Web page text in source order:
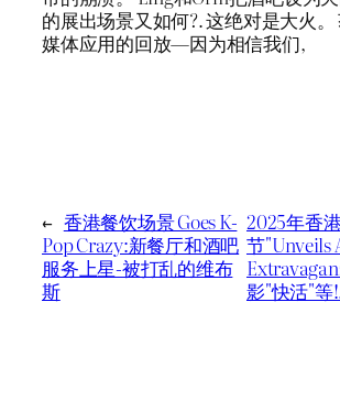
的展出场景又如何?. 这绝对是大火。
媒体应用的回放—因为相信我们,
← 香港餐饮场景 Goes K-
Pop Crazy:新餐厅和酒吧
服务上星-被打乱的维布
斯
2025年香
节"Unveils
影"快活"等